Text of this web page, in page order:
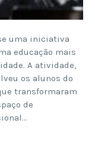
uma iniciativa
educação mais
A atividade,
os alunos do
transformaram
de